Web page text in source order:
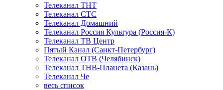
Телеканал ТНТ
Телеканал СТС
Телеканал Домашний
Телеканал Россия Культура (Россия-К)
Телеканал ТВ Центр
Пятый Канал (Санкт-Петербург)
Телеканал ОТВ (Челябинск)
Телеканал ТНВ-Планета (Казань)
Телеканал Че
весь список